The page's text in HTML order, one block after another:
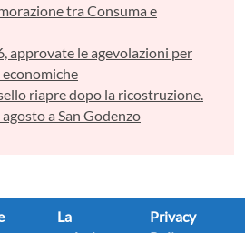
tra Consuma e
approvate le agevolazioni per
riapre dopo la ricostruzione.
a San Godenzo
La
Privacy